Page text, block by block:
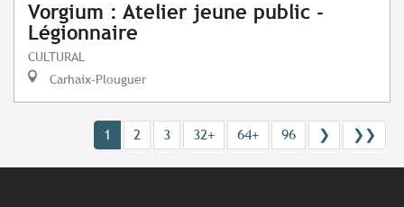
Vorgium : Atelier jeune public -
Légionnaire
CULTURAL
Carhaix-Plouguer
1 2 3 32+ 64+ 96 ❯ ❯❯